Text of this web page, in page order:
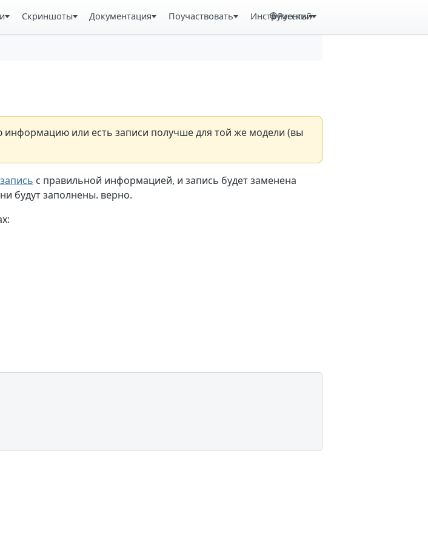
Скриншоты Документация Поучаствовать Инструменты
Русский
или есть записи получше для той же модели (вы
с правильной информацией, и запись будет заменена
будут заполнены. верно.